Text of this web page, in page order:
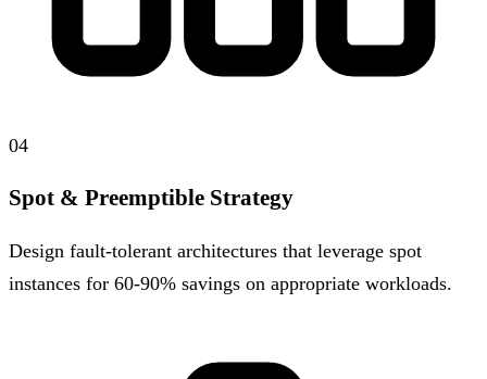
04
Spot & Preemptible Strategy
Design fault-tolerant architectures that leverage spot
instances for 60-90% savings on appropriate workloads.